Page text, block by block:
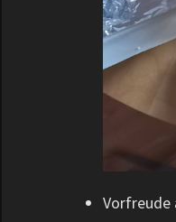
Vorfreude